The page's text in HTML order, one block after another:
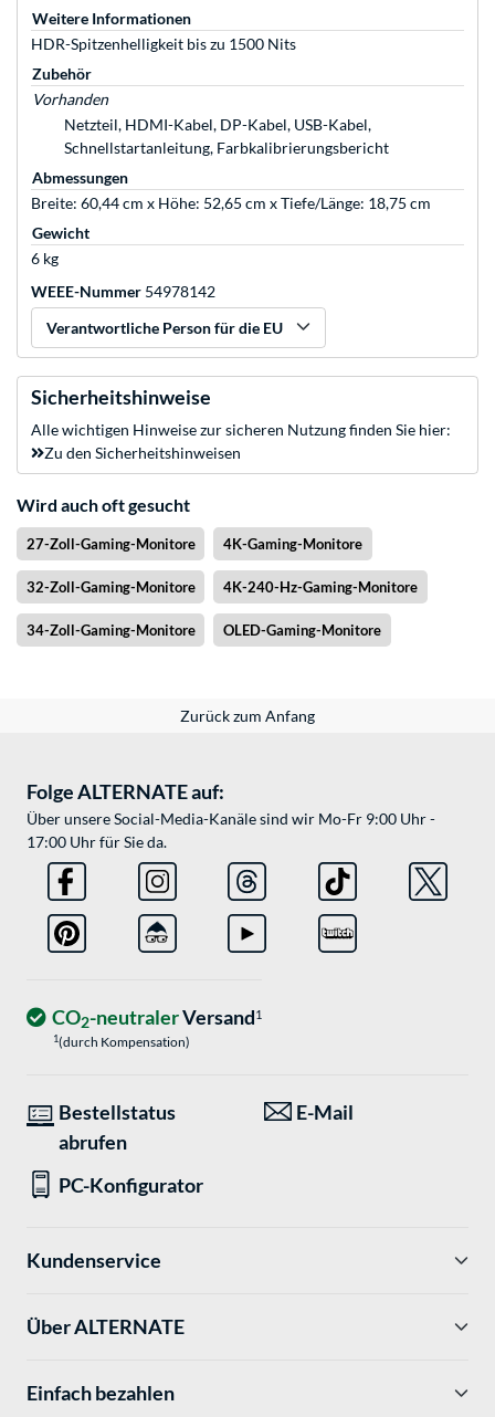
Weitere Informationen
HDR-Spitzenhelligkeit bis zu 1500 Nits
Zubehör
Vorhanden
Netzteil, HDMI-Kabel, DP-Kabel, USB-Kabel,
Schnellstartanleitung, Farbkalibrierungsbericht
Abmessungen
Breite: 60,44 cm x Höhe: 52,65 cm x Tiefe/Länge: 18,75 cm
Gewicht
6 kg
WEEE-Nummer 54978142
Verantwortliche Person für die EU
Sicherheitshinweise
Alle wichtigen Hinweise zur sicheren Nutzung finden Sie hier:
Zu den Sicherheitshinweisen
Wird auch oft gesucht
27-Zoll-Gaming-Monitore 4K-Gaming-Monitore
32-Zoll-Gaming-Monitore 4K-240-Hz-Gaming-Monitore
34-Zoll-Gaming-Monitore OLED-Gaming-Monitore
Zurück zum Anfang
Folge ALTERNATE auf:
Über unsere Social-Media-Kanäle sind wir Mo-Fr 9:00 Uhr -
17:00 Uhr für Sie da.
CO2-neutralerVersand1
1(durch Kompensation)
Bestellstatus
abrufen
E-Mail
PC-Konfigurator
Kundenservice
Über ALTERNATE
Einfach bezahlen